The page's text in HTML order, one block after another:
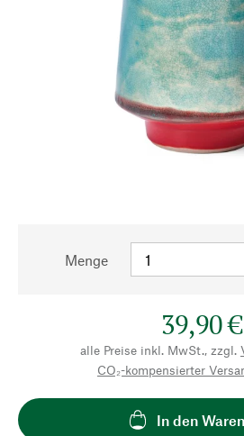
Menge
39,90 €
alle Preise inkl. MwSt., zzgl.
CO₂-kompensierter
In den